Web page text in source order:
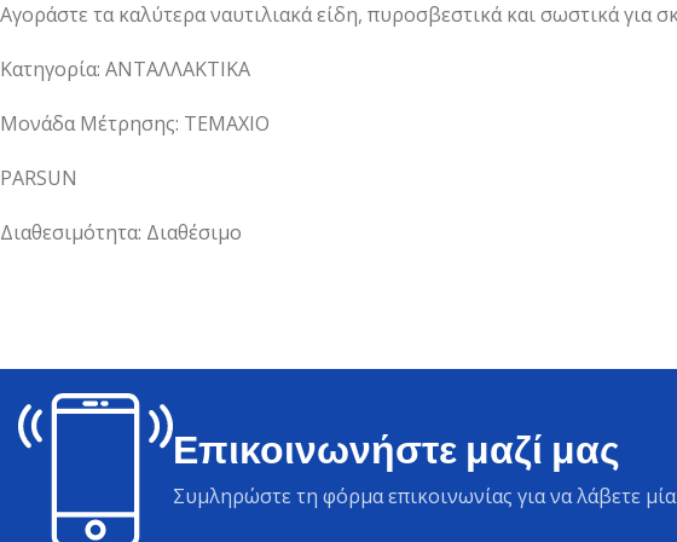
Αγοράστε τα καλύτερα ναυτιλιακά είδη, πυροσβεστικά και σωστικά για
Κατηγορία: ΑΝΤΑΛΛΑΚΤΙΚΑ
Μονάδα Μέτρησης: ΤΕΜΑΧΙΟ
PARSUN
Διαθεσιμότητα: Διαθέσιμο
Επικοινωνήστε μαζί μας
Συμληρώστε τη φόρμα επικοινωνίας για να λάβετε